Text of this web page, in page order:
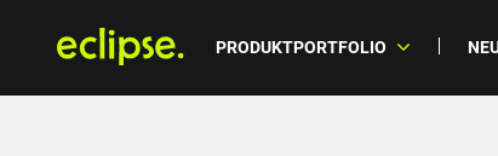
PRODUKTPORTFOLIO